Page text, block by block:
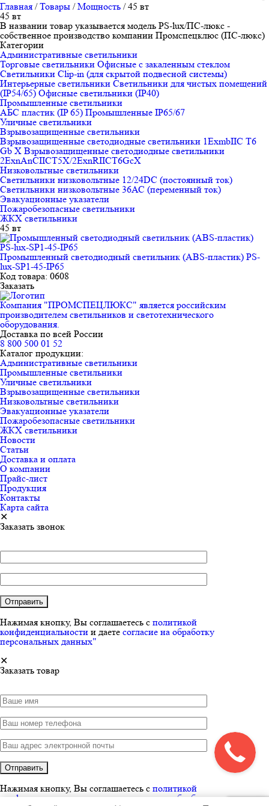
Главная /Товары /Мощность /45 вт
45 вт
В названии товар указывается модель PS-lux/ПС-люкс -
собственное производство компании Промспецклюс (ПС-люкс)
Категории
Административные светильники
Торговые светильники Офисные с закаленным стеклом
Светильники Clip-in (для скрытой подвесной системы)
Интерьерные светильники Светильники для чистых помещений
(IP54/65) Офисные светильники (IP40)
Промышленные светильники
АБС пластик (IP 65) Промышленные IP65/67
Уличные светильники
Взрывозащищенные светильники
Взрывозащищенные светодиодные светильники 1ExmbIIC T6
Gb X Взрывозащищенные светодиодные светильники
2ЕхnAnCIICT5X/2ExnRIICT6GcX
Низковольтные светильники
Светильники низковольтные 12/24DC (постоянный ток)
Светильники низковольтные 36АС (переменный ток)
Эвакуационные указатели
Пожаробезопасные светильники
ЖКХ светильники
45 вт
Промышленный светодиодный светильник (ABS-пластик) PS-
lux-SP1-45-IP65
Код товара: 0608
Заказать
Компания "ПРОМСПЕЦЛЮКС" является российским
производителем светильников и светотехнического
оборудования.
Доставка по всей России
8 800 500 01 52
Каталог продукции:
Административные светильники
Промышленные светильники
Уличные светильники
Взрывозащищенные светильники
Низковольтные светильники
Эвакуационные указатели
Пожаробезопасные светильники
ЖКХ светильники
Новости
Статьи
Доставка и оплата
О компании
Прайс-лист
Продукция
Контакты
Карта сайта
✕
Заказать звонок
Нажимая кнопку, Вы соглашаетесь с политикой
конфиденциальности и даете согласие на обработку
персональных данных"
✕
Заказать товар
Нажимая кнопку, Вы соглашаетесь с политикой
конфиденциальностии даетесогласие на обработку